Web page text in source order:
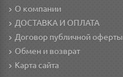
О компании
ДОСТАВКА И ОПЛАТА
Договор публичной оферты
Обмен и возврат
Карта сайта